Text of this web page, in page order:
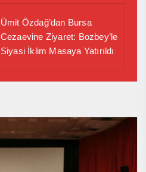
Ümit Özdağ’dan Bursa
Cezaevine Ziyaret: Bozbey’le
Siyasi İklim Masaya Yatırıldı